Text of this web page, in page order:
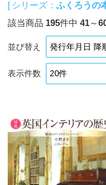
[ シリーズ：ふくろうの
該当商品 195件中41～
並び替え
表示件数